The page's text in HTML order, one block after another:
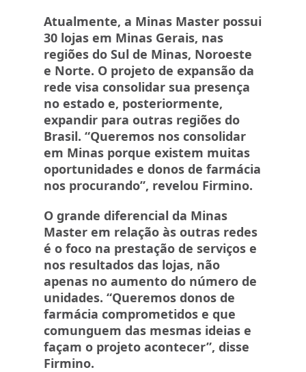
Atualmente, a Minas Master possui
30 lojas em Minas Gerais, nas
regiões do Sul de Minas, Noroeste
e Norte. O projeto de expansão da
rede visa consolidar sua presença
no estado e, posteriormente,
expandir para outras regiões do
Brasil. “Queremos nos consolidar
em Minas porque existem muitas
oportunidades e donos de farmácia
nos procurando”, revelou Firmino.
O grande diferencial da Minas
Master em relação às outras redes
é o foco na prestação de serviços e
nos resultados das lojas, não
apenas no aumento do número de
unidades. “Queremos donos de
farmácia comprometidos e que
comunguem das mesmas ideias e
façam o projeto acontecer”, disse
Firmino.